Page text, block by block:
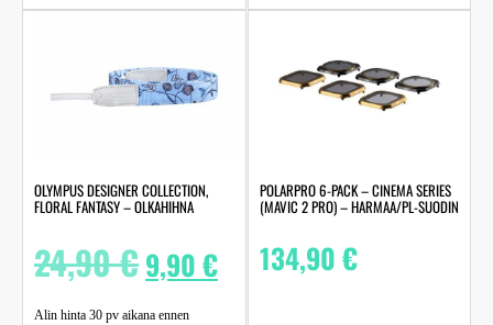
OLYMPUS DESIGNER COLLECTION,
FLORAL FANTASY – OLKAHIHNA
24,90€9,90€
Alin hinta 30 pv aikana ennen
POLARPRO 6-PACK – CINEMA SERIES
(MAVIC 2 PRO) – HARMAA/PL-SUODIN
134,90€